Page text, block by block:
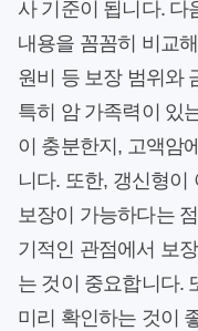
사 기준이 됩니다. 다
내용을 꼼꼼히 비교
원비 등 보장 범위와
특히 암 가족력이 있
이 충분한지, 고액암
니다. 또한, 갱신형
보장이 가능하다는
기적인 관점에서 보
는 것이 중요합니다.
미리 확인하는 것이